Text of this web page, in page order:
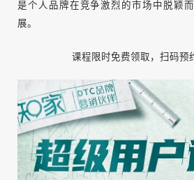
营，助推品牌新增长》已在混
大家带来一场精彩的“超级用户计划
探寻打造超级用户体系的本质，为
是个人品牌在竞争激烈的市场中
展。
课程限时免费领取，扫